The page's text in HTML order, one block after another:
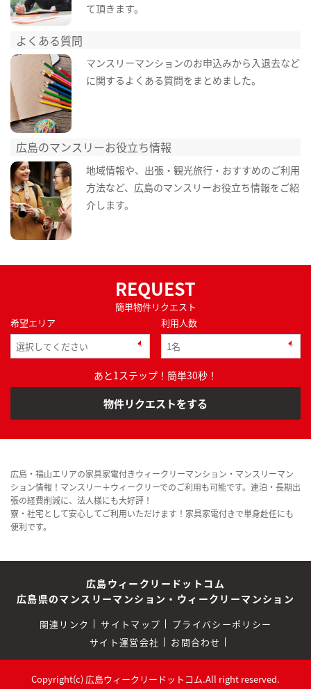
て頂きます。
よくある質問
マンスリーマンションのお申込みから入退去など
に関するよくある質問をまとめました。
広島のマンスリーお役立ち情報
地域情報や、出張・観光旅行・おすすめのご利用
方法など、広島のマンスリーお役立ち情報をご紹
介します。
REQUEST
簡単物件リクエスト
希望エリア
利用人数
あと1ステップ！簡単30秒！
物件リクエストをする
広島・福山エリアの家具家電付きウィークリーマンション・マンスリーマン
ション情報！マンスリー＋ウィークリーでのご利用も可能です。連泊・長期出
張の経費削減に、法人様にも大好評！
寮・社宅として安心してご利用いただけます！家具家電付きで単身赴任にも
便利です。
広島ウィークリードットコム
広島県のマンスリーマンション・ウィークリーマンション
関連リンク サイトマップ
プライバシーポリシー
サイト運営会社
お問合わせ
Copyright(c) 広島ウィークリードットコム.All right reserved.